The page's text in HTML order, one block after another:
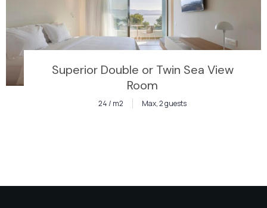
Superior Double or Twin Sea View
Room
24 / m2 Max, 2 guests